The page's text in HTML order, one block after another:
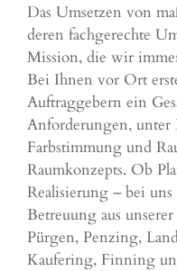
Das Umsetzen von
deren fachgerechte
Mission, die wir
Bei Ihnen vor Ort
Auftraggebern ein
Anforderungen,
Farbstimmung und
Raumkonzepts. Ob
Realisierung – bei
Betreuung aus
Pürgen, Penzing,
Kaufering, Finning